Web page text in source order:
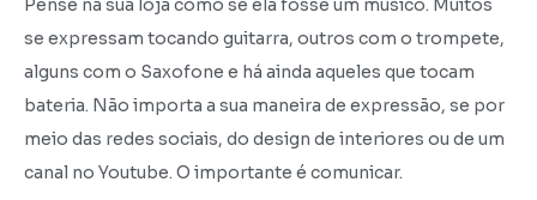
Pense na sua loja como se ela fosse um músico. Muitos
se expressam tocando guitarra, outros com o trompete,
alguns com o Saxofone e há ainda aqueles que tocam
bateria. Não importa a sua maneira de expressão, se por
meio das redes sociais, do design de interiores ou de um
canal no Youtube. O importante é comunicar.